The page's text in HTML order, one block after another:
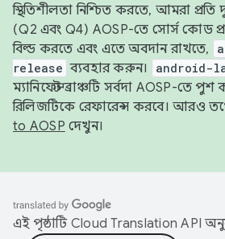
স্থিতিশীলতা নিশ্চিত করতে, আমরা প্রতি
(Q2 এবং Q4) AOSP-তে সোর্স কোড
বিল্ড করতে এবং এতে অবদান রাখতে,
release ব্যবহার করুন। android-
ম্যানিফেস্ট ব্রাঞ্চটি সর্বদা AOSP-তে পুশ
রিলিজটিকে রেফারেন্স করবে। আরও
to AOSP দেখুন।
এই পৃষ্ঠাটি Cloud Translation API